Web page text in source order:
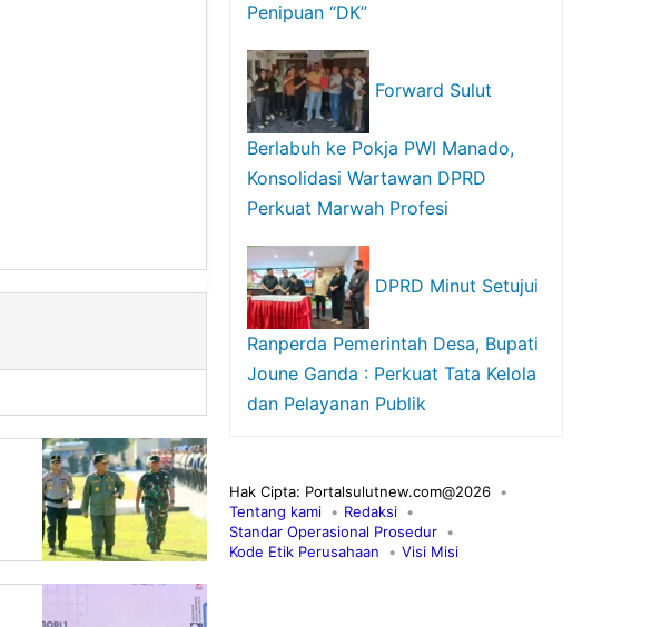
Penipuan “DK”
Forward Sulut
Berlabuh ke Pokja PWI Manado,
Konsolidasi Wartawan DPRD
Perkuat Marwah Profesi
DPRD Minut Setujui
Ranperda Pemerintah Desa, Bupati
Joune Ganda : Perkuat Tata Kelola
dan Pelayanan Publik
Hak Cipta: Portalsulutnew.com@2026
Tentang kami
Redaksi
Standar Operasional Prosedur
Kode Etik Perusahaan
Visi Misi